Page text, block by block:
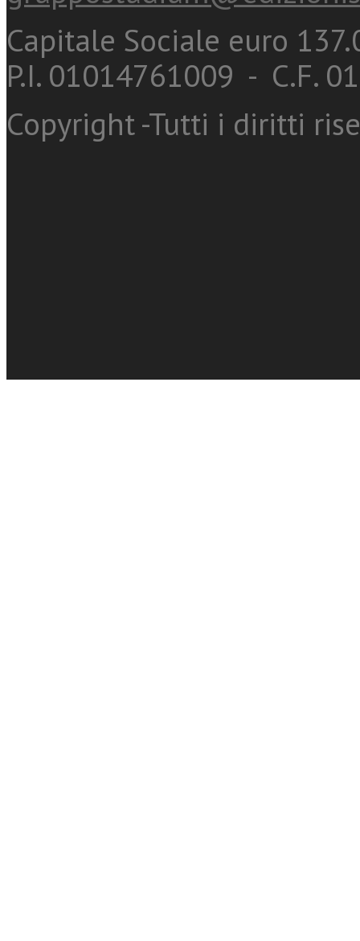
Capitale Sociale euro
P.I. 01014761009 - C.F.
Copyright -Tutti i diritti